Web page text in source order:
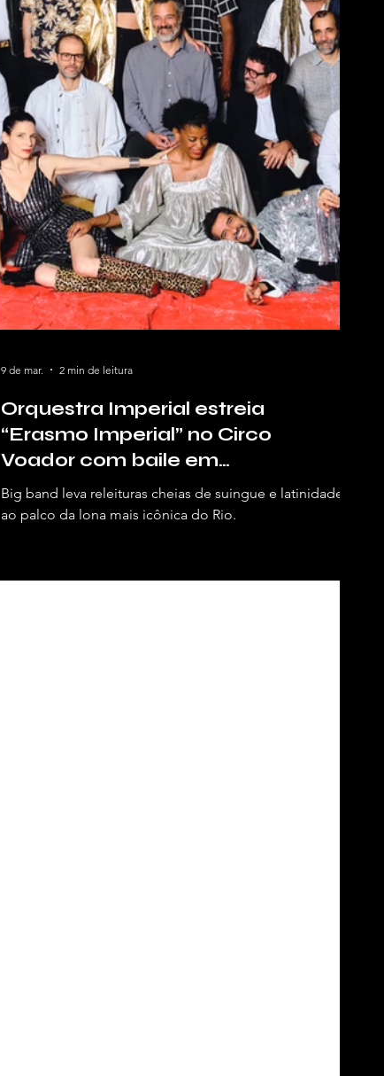
Orquestra Imperial estreia
“Erasmo Imperial” no Circo
Voador com baile em
homenagem ao Tremendão
Big band leva releituras cheias de suingue e latinidade
ao palco da lona mais icônica do Rio.
9 de mar. 2 min de leitura